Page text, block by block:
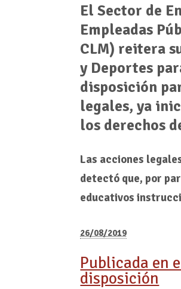
El Sector de
Empleadas
CLM) reitera
y Deportes
disposición
legales, ya
los derechos
Las acciones
detectó que, por
educativos
26/08/2019
Publicada en
disposición